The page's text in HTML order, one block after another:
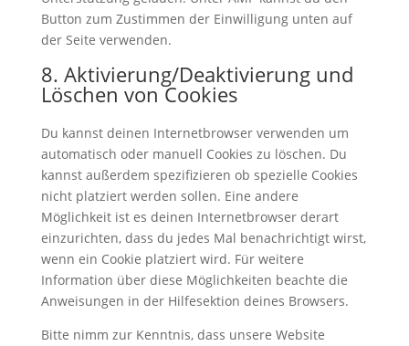
Button zum Zustimmen der Einwilligung unten auf
der Seite verwenden.
8. Aktivierung/Deaktivierung und
Löschen von Cookies
Du kannst deinen Internetbrowser verwenden um
automatisch oder manuell Cookies zu löschen. Du
kannst außerdem spezifizieren ob spezielle Cookies
nicht platziert werden sollen. Eine andere
Möglichkeit ist es deinen Internetbrowser derart
einzurichten, dass du jedes Mal benachrichtigt wirst,
wenn ein Cookie platziert wird. Für weitere
Information über diese Möglichkeiten beachte die
Anweisungen in der Hilfesektion deines Browsers.
Bitte nimm zur Kenntnis, dass unsere Website